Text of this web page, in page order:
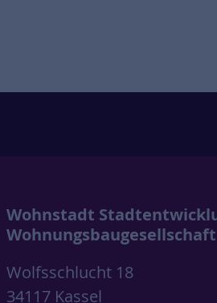
Wohnstadt
Wolfsschlucht 18
34117 Kassel